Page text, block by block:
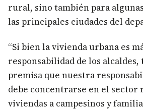
rural, sino también para
las principales ciudades del
“Si bien la vivienda urbana es
responsabilidad de los alcaldes,
premisa que nuestra
debe concentrarse en el
viviendas a campesinos y